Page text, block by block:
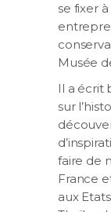
se fixer
Musée
Il a écrit
sur
faire de
France
aux